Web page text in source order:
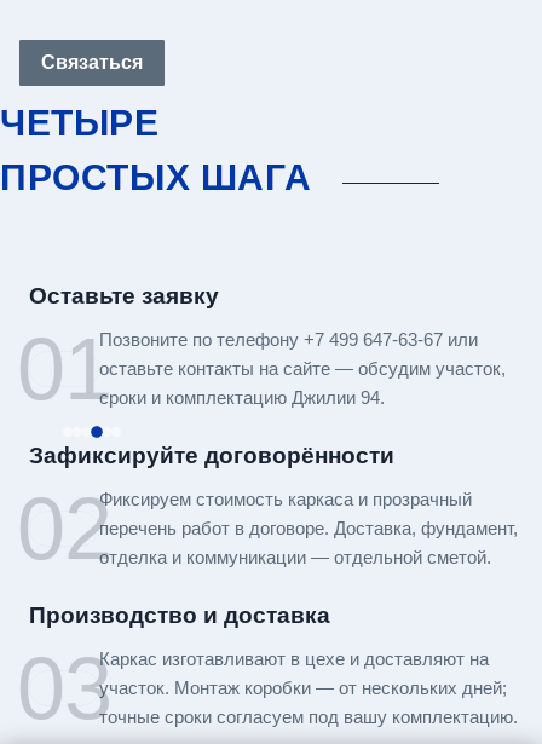
Связаться
ЧЕТЫРЕ
ПРОСТЫХ ШАГА
Оставьте заявку
01Позвоните по телефону +7 499 647-63-67 или
оставьте контакты на сайте — обсудим участок,
сроки и комплектацию Джилии 94.
Зафиксируйте договорённости
02Фиксируем стоимость каркаса и прозрачный
перечень работ в договоре. Доставка, фундамент,
отделка и коммуникации — отдельной сметой.
Производство и доставка
03Каркас изготавливают в цехе и доставляют на
участок. Монтаж коробки — от нескольких дней;
точные сроки согласуем под вашу комплектацию.